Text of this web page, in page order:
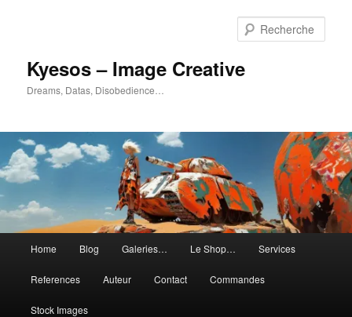
Kyesos – Image Creative
Dreams, Datas, Disobedience…
principal
Home Blog Galeries… Le Shop… Services
References Auteur Contact Commandes
Stock Images